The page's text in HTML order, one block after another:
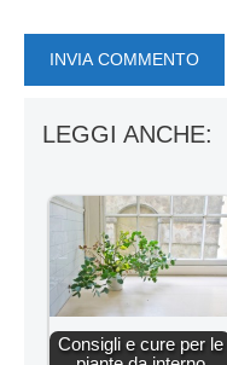
LEGGI ANCHE:
Consigli e cure per le